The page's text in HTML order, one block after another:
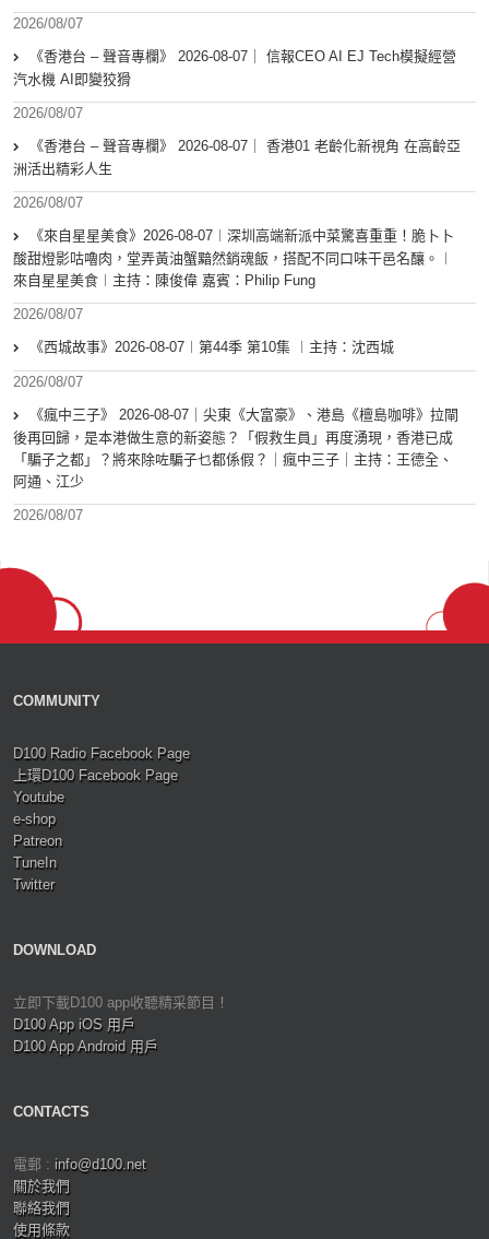
2026/08/07
《香港台 – 聲音專欄》 2026-08-07｜ 信報CEO AI EJ Tech模擬經營
汽水機 AI即變狡猾
2026/08/07
《香港台 – 聲音專欄》 2026-08-07｜ 香港01 老齡化新視角 在高齡亞
洲活出精彩人生
2026/08/07
《來自星星美食》2026-08-07︱深圳高端新派中菜驚喜重重！脆卜卜
酸甜燈影咕嚕肉，堂弄黃油蟹黯然銷魂飯，搭配不同口味干邑名釀。︱
來自星星美食︱主持：陳俊偉 嘉賓：Philip Fung
2026/08/07
《西城故事》2026-08-07︱第44季 第10集 ︱主持：沈西城
2026/08/07
《瘋中三子》 2026-08-07｜尖東《大富豪》、港島《檀島咖啡》拉閘
後再回歸，是本港做生意的新姿態？「假救生員」再度湧現，香港已成
「騙子之都」？將來除咗騙子乜都係假？｜瘋中三子｜主持：王德全、
阿通、江少
2026/08/07
COMMUNITY
D100 Radio Facebook Page
上環D100 Facebook Page
Youtube
e-shop
Patreon
TuneIn
Twitter
DOWNLOAD
立即下載D100 app收聽精采節目！
D100 App iOS 用戶
D100 App Android 用戶
CONTACTS
電郵 : info@d100.net
關於我們
聯絡我們
使用條款